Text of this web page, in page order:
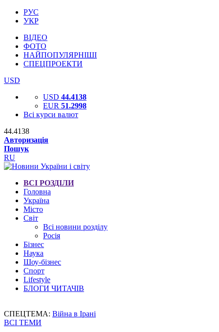
РУС
УКР
ВІДЕО
ФОТО
НАЙПОПУЛЯРНІШІ
СПЕЦПРОЕКТИ
USD
USD 44.4138
EUR 51.2998
Всі курси валют
44.4138
Авторизація
Пошук
RU
ВСІ РОЗДІЛИ
Головна
Україна
Місто
Світ
Всі новини розділу
Росія
Бізнес
Наука
Шоу-бізнес
Спорт
Lifestyle
БЛОГИ ЧИТАЧІВ
СПЕЦТЕМА: Війна в Ірані
ВСІ ТЕМИ